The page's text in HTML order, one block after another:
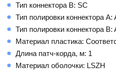
Тип коннектора B: SC
Тип полировки коннектора A:
Тип полировки коннектора B:
Материал пластика:
Длина патч-корда, м: 1
Материал оболочки: LSZH